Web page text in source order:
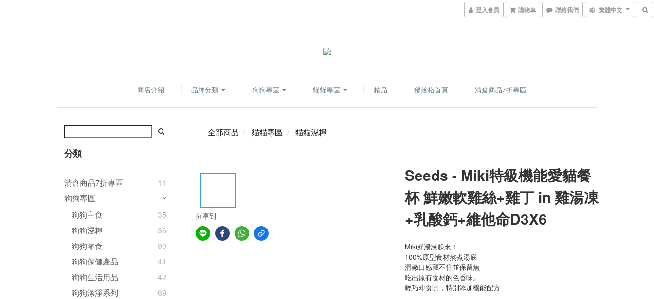
登入會員 購物車 聯絡我們 繁體中文
商店介紹 品牌分類 狗狗專區 貓貓專區 精品 部落格首頁 清倉商品7折專區
分類
清倉商品7折專區
11
狗狗專區
狗狗主食
35
狗狗濕糧
36
狗狗零食
90
狗狗保健產品
44
狗狗生活用品
42
狗狗潔淨系列
69
全部商品 貓貓專區 貓貓濕糧
分享到
Seeds - Miki特級機能愛貓餐
杯 鮮嫩軟雞絲+雞丁 in 雞湯凍
+乳酸鈣+維他命D3X6
Miki鮮湯凍起來！
100%原型食材熬煮湯底
滑嫩口感藏不住並保留魚
吃出原有食材的色香味。
輕巧即食開，特別添加機能配方